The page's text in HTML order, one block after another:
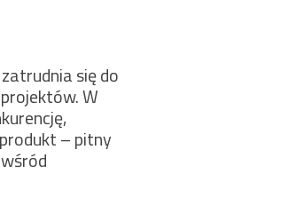
się do
W
– pitny